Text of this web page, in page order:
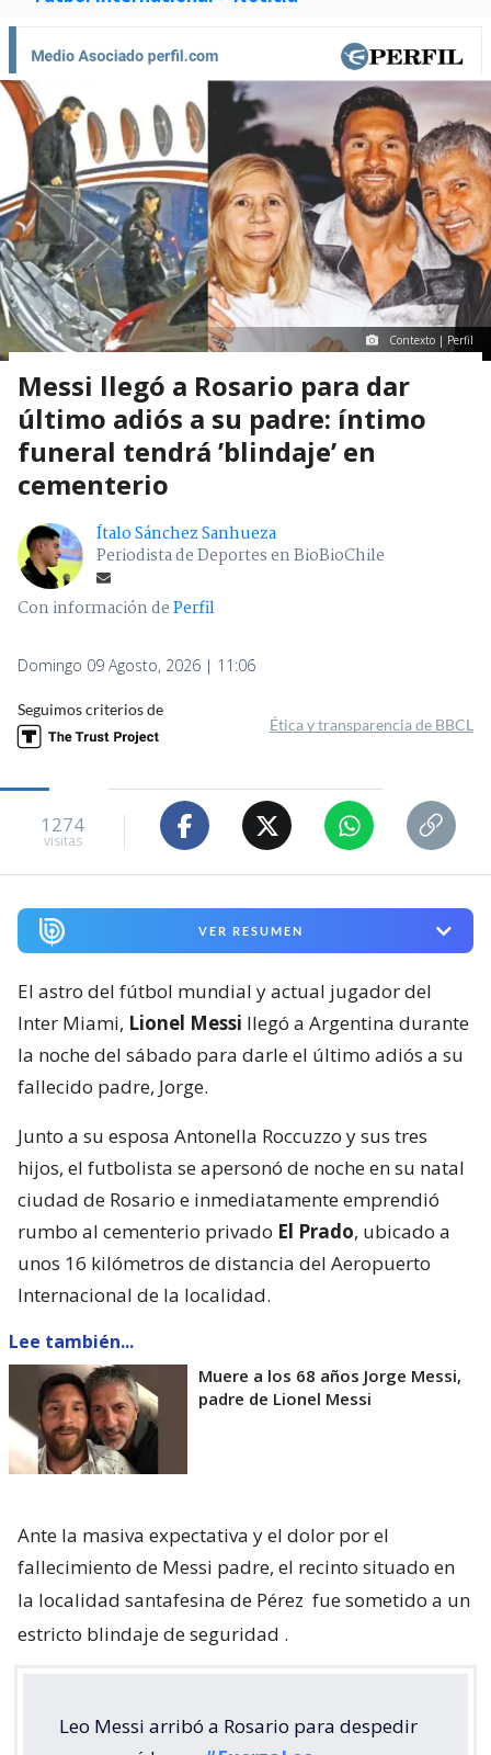
Contexto | Perfil
Messi llegó a Rosario para dar
último adiós a su padre: íntimo
funeral tendrá ’blindaje’ en
cementerio
Ítalo Sánchez Sanhueza
Periodista de Deportes en BioBioChile
Con información dePerfil
Domingo 09 Agosto, 2026 | 11:06
Seguimos criterios de
Ética y transparencia de BBCL
1274
visitas
VER RESUMEN
El astro del fútbol mundial y actual jugador del
Inter Miami, Lionel Messi llegó a Argentina durante
la noche del sábado para darle el último adiós a su
fallecido padre, Jorge.
Junto a su esposa Antonella Roccuzzo y sus tres
hijos, el futbolista se apersonó de noche en su natal
ciudad de Rosario e inmediatamente emprendió
rumbo al cementerio privado El Prado, ubicado a
unos 16 kilómetros de distancia del Aeropuerto
Internacional de la localidad.
Lee también...
Muere a los 68 años Jorge Messi,
padre de Lionel Messi
Ante la masiva expectativa y el dolor por el
fallecimiento de Messi padre, el recinto situado en
la localidad santafesina de Pérez fue sometido a un
estricto blindaje de seguridad .
Leo Messi arribó a Rosario para despedir